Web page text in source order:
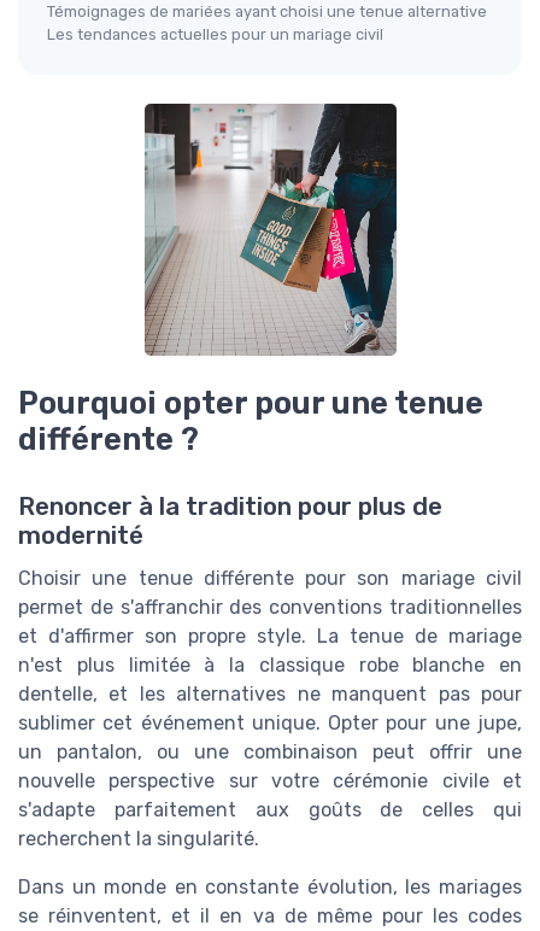
Témoignages de mariées ayant choisi une tenue alternative
Les tendances actuelles pour un mariage civil
Pourquoi opter pour une tenue
différente ?
Renoncer à la tradition pour plus de
modernité
Choisir une tenue différente pour son mariage civil
permet de s'affranchir des conventions traditionnelles
et d'affirmer son propre style. La tenue de mariage
n'est plus limitée à la classique robe blanche en
dentelle, et les alternatives ne manquent pas pour
sublimer cet événement unique. Opter pour une jupe,
un pantalon, ou une combinaison peut offrir une
nouvelle perspective sur votre cérémonie civile et
s'adapte parfaitement aux goûts de celles qui
recherchent la singularité.
Dans un monde en constante évolution, les mariages
se réinventent, et il en va de même pour les codes